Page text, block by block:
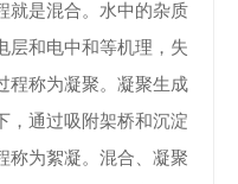
就是混合。水中的杂质
层和电中和等机理，失
程称为凝聚。凝聚生成
，通过吸附架桥和沉淀
称为絮凝。混合、凝聚